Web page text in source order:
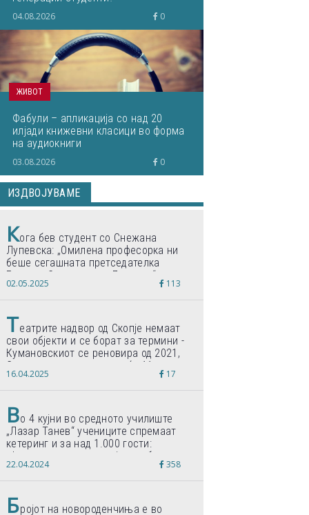
04.08.2026 0
ЖИВОТ
Фабули – апликација со над 20
илјади книжевни класици во форма
на аудиокниги
03.08.2026 0
ИЗДВОЈУВАМЕ
Кога бев студент со Снежана
Лупевска: „Омилена професорка ни
беше сегашната претседателка
Гордана Сиљановска-Давкова“
02.05.2025 113
Театрите надвор од Скопје немаат
свои објекти и се борат за термини -
Кумановскиот се реновира од 2021,
Струмичкиот се гради веќе 11 години
16.04.2025 17
Во 4 кујни во средното училиште
„Лазар Танев“ учениците спремаат
кетеринг и за над 1.000 гости:
„Формиравме компанија и работиме
по светски стандарди“
22.04.2024 358
Бројот на новороденчиња е во